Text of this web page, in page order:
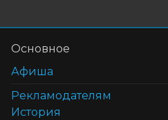
Основное
Афиша
Рекламодателям
История